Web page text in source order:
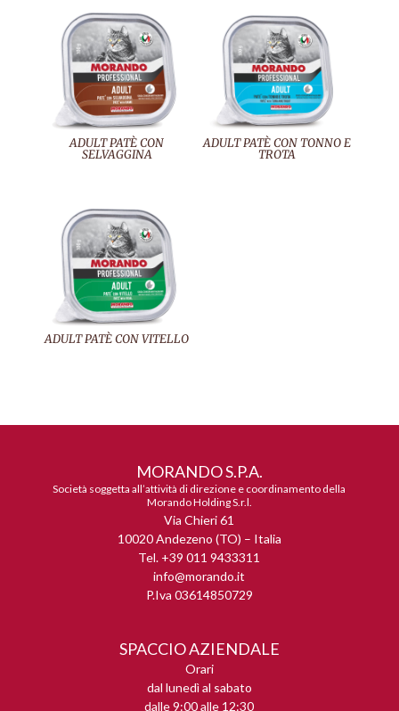
ADULT PATÈ CON
SELVAGGINA
ADULT PATÈ CON TONNO E
TROTA
ADULT PATÈ CON VITELLO
MORANDO S.P.A.
Società soggetta all’attività di direzione e coordinamento della
Morando Holding S.r.l.
Via Chieri 61
10020 Andezeno (TO) – Italia
Tel. +39 011 9433311
info@morando.it
P.Iva 03614850729
SPACCIO AZIENDALE
Orari
dal lunedì al sabato
dalle 9:00 alle 12:30